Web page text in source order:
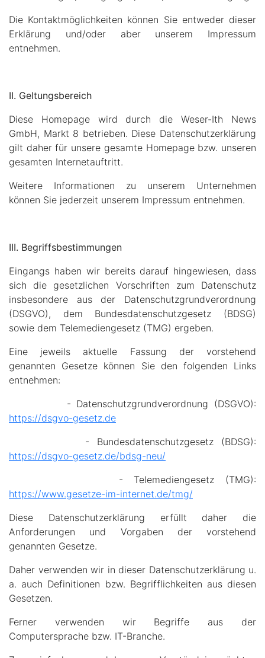
Die Kontaktmöglichkeiten können Sie entweder dieser
Erklärung und/oder aber unserem Impressum
entnehmen.
II. Geltungsbereich
Diese Homepage wird durch die Weser-Ith News
GmbH, Markt 8 betrieben. Diese Datenschutzerklärung
gilt daher für unsere gesamte Homepage bzw. unseren
gesamten Internetauftritt.
Weitere Informationen zu unserem Unternehmen
können Sie jederzeit unserem Impressum entnehmen.
III. Begriffsbestimmungen
Eingangs haben wir bereits darauf hingewiesen, dass
sich die gesetzlichen Vorschriften zum Datenschutz
insbesondere aus der Datenschutzgrundverordnung
(DSGVO), dem Bundesdatenschutzgesetz (BDSG)
sowie dem Telemediengesetz (TMG) ergeben.
Eine jeweils aktuelle Fassung der vorstehend
genannten Gesetze können Sie den folgenden Links
entnehmen:
- Datenschutzgrundverordnung (DSGVO):
https://dsgvo-gesetz.de
- Bundesdatenschutzgesetz (BDSG):
https://dsgvo-gesetz.de/bdsg-neu/
- Telemediengesetz (TMG):
https://www.gesetze-im-internet.de/tmg/
Diese Datenschutzerklärung erfüllt daher die
Anforderungen und Vorgaben der vorstehend
genannten Gesetze.
Daher verwenden wir in dieser Datenschutzerklärung u.
a. auch Definitionen bzw. Begrifflichkeiten aus diesen
Gesetzen.
Ferner verwenden wir Begriffe aus der
Computersprache bzw. IT-Branche.